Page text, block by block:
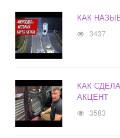
КАК
3437
КАК
АКЦЕНТ
3583